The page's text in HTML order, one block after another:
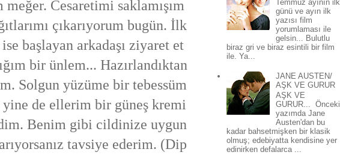
Cesaretimi saklamışım
çıkarıyorum bugün. İlk
başlayan arkadaşı ziyaret et
bir ünlem... Hazırlandıktan
Solgun yüzüme bir tebessüm
de ellerim bir güneş kremi
Benim gibi cildinize uygun
tavsiye ederim. (Dip
Temmuz ayının ilk
günü ve ayın ilk
yazısı film
yorumlaması ile
gelsin... Bulutlu
biraz gri ve biraz esintili bir film
ile. Ya...
JANE AUSTEN/
AŞK VE GURUR
AŞK VE
GURUR... Önceki
yazımda Jane
Austen'dan bu
kadar bahsetmişken bir klasik
olmuş; edebiyatta kendisine yer
edinirken defalarca ...